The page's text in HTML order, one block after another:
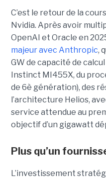
C’est le retour de la
Nvidia. Après avoir
OpenAI et Oracle en
majeur avec Anthropic,
GW de capacité de
Instinct MI455X, du
de 6è génération), des
l’architecture Helios,
service attendue au
objectif d’un gigawatt
Plus qu’un
L’investissement